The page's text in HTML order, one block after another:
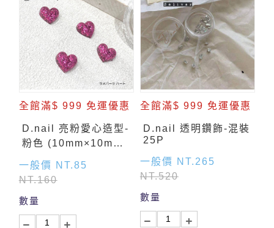
全館滿$ 999 免運優惠
D.nail 亮粉愛心造型-
粉色 (10mm×10mm)
一般價 NT.85
NT.160
數量
全館滿$ 999 免運優惠
D.nail 透明鑽飾-混裝
25P
一般價 NT.265
NT.520
數量